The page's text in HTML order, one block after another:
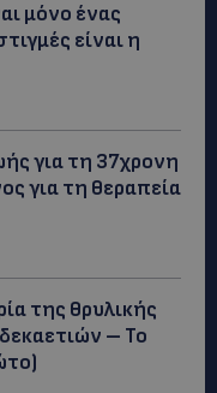
μόνο ένας
είναι η
για τη 37χρονη
για τη θεραπεία
της θρυλικής
– Το